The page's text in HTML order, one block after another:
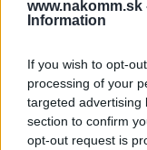
www.nakomm.sk
Information
If you wish to opt-
processing of your
targeted advertising
section to confirm
opt-out request is
Murero-Tulip.pdf